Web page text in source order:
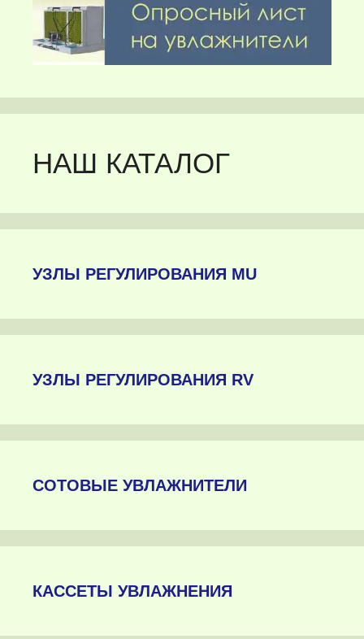
НАШ КАТАЛОГ
УЗЛЫ РЕГУЛИРОВАНИЯ MU
УЗЛЫ РЕГУЛИРОВАНИЯ RV
СОТОВЫЕ УВЛАЖНИТЕЛИ
КАССЕТЫ УВЛАЖНЕНИЯ